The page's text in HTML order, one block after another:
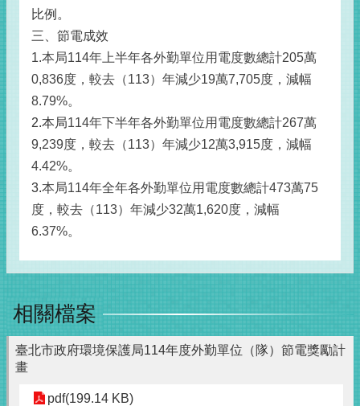
比例。
三、節電成效
1.本局114年上半年各外勤單位用電度數總計205萬
0,836度，較去（113）年減少19萬7,705度，減幅
8.79%。
2.本局114年下半年各外勤單位用電度數總計267萬
9,239度，較去（113）年減少12萬3,915度，減幅
4.42%。
3.本局114年全年各外勤單位用電度數總計473萬75
度，較去（113）年減少32萬1,620度，減幅
6.37%。
相關檔案
臺北市政府環境保護局114年度外勤單位（隊）節電獎勵計
畫
pdf(199.14 KB)